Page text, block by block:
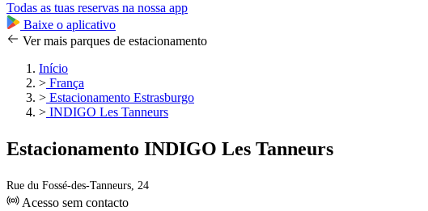
Todas as tuas reservas na nossa app
Baixe o aplicativo
Ver mais parques de estacionamento
Início
> França
> Estacionamento Estrasburgo
> INDIGO Les Tanneurs
Estacionamento INDIGO Les Tanneurs
Rue du Fossé-des-Tanneurs, 24
Acesso sem contacto